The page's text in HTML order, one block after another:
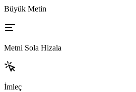
Büyük Metin
Metni Sola Hizala
İmleç